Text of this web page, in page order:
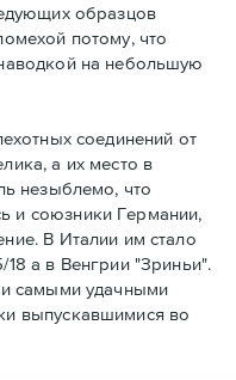
образцов
потому, что
на небольшую
соединений от
а их место в
незыблемо, что
и союзники Германии,
В Италии им стало
а в Венгрии "Зриньи".
самыми удачными
выпускавшимися во